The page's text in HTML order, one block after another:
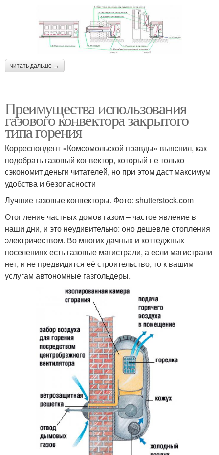
читать дальше →
Преимущества использования
газового конвектора закрытого
типа горения
Корреспондент «Комсомольской правды» выяснил, как
подобрать газовый конвектор, который не только
сэкономит деньги читателей, но при этом даст максимум
удобства и безопасности
Лучшие газовые конвекторы. Фото: shutterstock.com
Отопление частных домов газом – частое явление в
наши дни, и это неудивительно: оно дешевле отопления
электричеством. Во многих дачных и коттеджных
поселениях есть газовые магистрали, а если магистрали
нет, и не предвидится её строительство, то к вашим
услугам автономные газгольдеры.